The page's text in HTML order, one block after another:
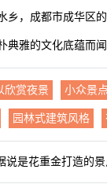
乡，成都市成华区
典雅的文化底蕴而闻
欣赏夜景 小众景点
园林式建筑风格
说是花重金打造的